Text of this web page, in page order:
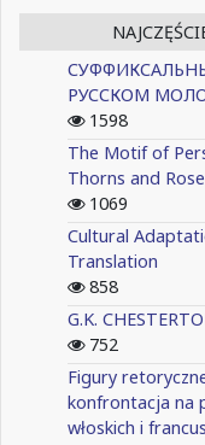
РУССКОМ
1598
The Motif of
Thorns and
1069
Cultural
Translation
858
G.K.
752
Figury
konfrontacja na
włoskich i